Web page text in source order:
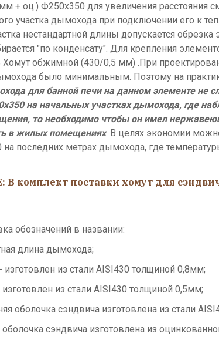
+ оц.) Ф250х350 для увеличения
участка дымохода при подключении его к
нестандартной длины допускается
"по конденсату". Для крепления
Хомут обжимной (430/0,5 мм) .При
было минимальным. Поэтому на
для банной печи на данном элементе не
на начальных участках дымохода, где
то необходимо чтобы он имел
в жилых помещениях. В целях экономии
последних метрах дымохода, где
комплект поставки хомут для
обозначений в названии:
длина дымохода;
из стали AISI430 толщиной 0,8мм;
из стали AISI430 толщиной 0,5мм;
оболочка сэндвича изготовлена из стали
сэндвича изготовлена из